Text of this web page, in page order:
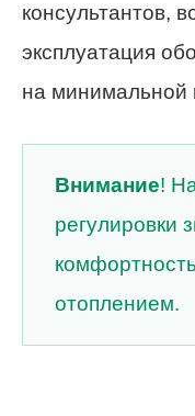
консультантов,
эксплуатация
на минимальной
Внимание!
регулировки
отоплением.